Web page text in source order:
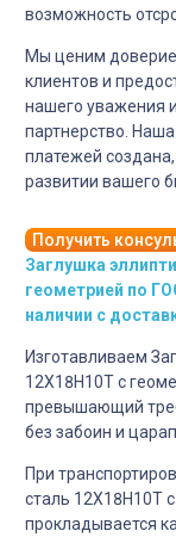
возможность
Мы ценим доверие
клиентов и
нашего уважения
партнерство.
платежей
развитии вашего
Получить
Заглушка
геометрией по
наличии с
Изготавливаем
12Х18Н10Т с
превышающий
без забоин и
При
сталь 12Х18Н10Т
прокладывается